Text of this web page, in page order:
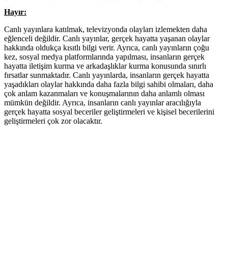
Hayır:
Canlı yayınlara katılmak, televizyonda olayları izlemekten daha
eğlenceli değildir. Canlı yayınlar, gerçek hayatta yaşanan olaylar
hakkında oldukça kısıtlı bilgi verir. Ayrıca, canlı yayınların çoğu
kez, sosyal medya platformlarında yapılması, insanların gerçek
hayatta iletişim kurma ve arkadaşlıklar kurma konusunda sınırlı
fırsatlar sunmaktadır. Canlı yayınlarda, insanların gerçek hayatta
yaşadıkları olaylar hakkında daha fazla bilgi sahibi olmaları, daha
çok anlam kazanmaları ve konuşmalarının daha anlamlı olması
mümkün değildir. Ayrıca, insanların canlı yayınlar aracılığıyla
gerçek hayatta sosyal beceriler geliştirmeleri ve kişisel becerilerini
geliştirmeleri çok zor olacaktır.